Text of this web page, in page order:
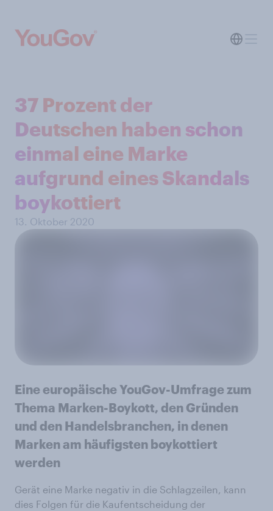
37 Prozent der
Deutschen haben schon
einmal eine Marke
aufgrund eines Skandals
boykottiert
13. Oktober 2020
Eine europäische YouGov-Umfrage zum
Thema Marken-Boykott, den Gründen
und den Handelsbranchen, in denen
Marken am häufigsten boykottiert
werden
Gerät eine Marke negativ in die Schlagzeilen, kann
dies Folgen für die Kaufentscheidung der